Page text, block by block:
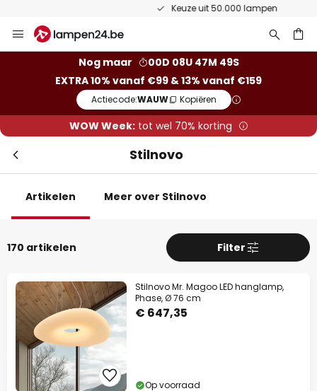
Keuze uit 50.000 lampen
naar
Nog maar
00D 08U 47M 48S
EXTRA 10% vanaf €99 & 13% vanaf €159
Actiecode:WAUW Kopiëren
WOW Week:tot wel 70% korting
Stilnovo
Artikelen Meer over Stilnovo
170 artikelen Filter
Stilnovo Mr. Magoo LED hanglamp,
Phase, Ø 76 cm
€ 647,35
Op voorraad
vanaf €99
13% kortingvanaf €159
op bijna alles*
Actiecode:
Nu besparen